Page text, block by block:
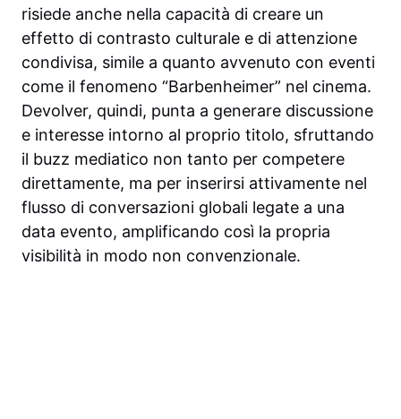
risiede anche nella capacità di creare un
effetto di contrasto culturale e di attenzione
condivisa, simile a quanto avvenuto con eventi
come il fenomeno “Barbenheimer” nel cinema.
Devolver, quindi, punta a generare discussione
e interesse intorno al proprio titolo, sfruttando
il buzz mediatico non tanto per competere
direttamente, ma per inserirsi attivamente nel
flusso di conversazioni globali legate a una
data evento, amplificando così la propria
visibilità in modo non convenzionale.